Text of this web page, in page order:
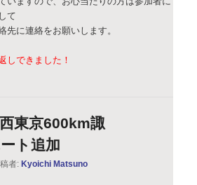
て
先に連絡をお願いします。
しできました！
東京600km諏
ト追加
者:Kyoichi Matsuno